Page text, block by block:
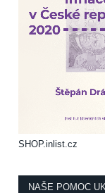
SHOP.inlist.cz
NAŠE POMOC